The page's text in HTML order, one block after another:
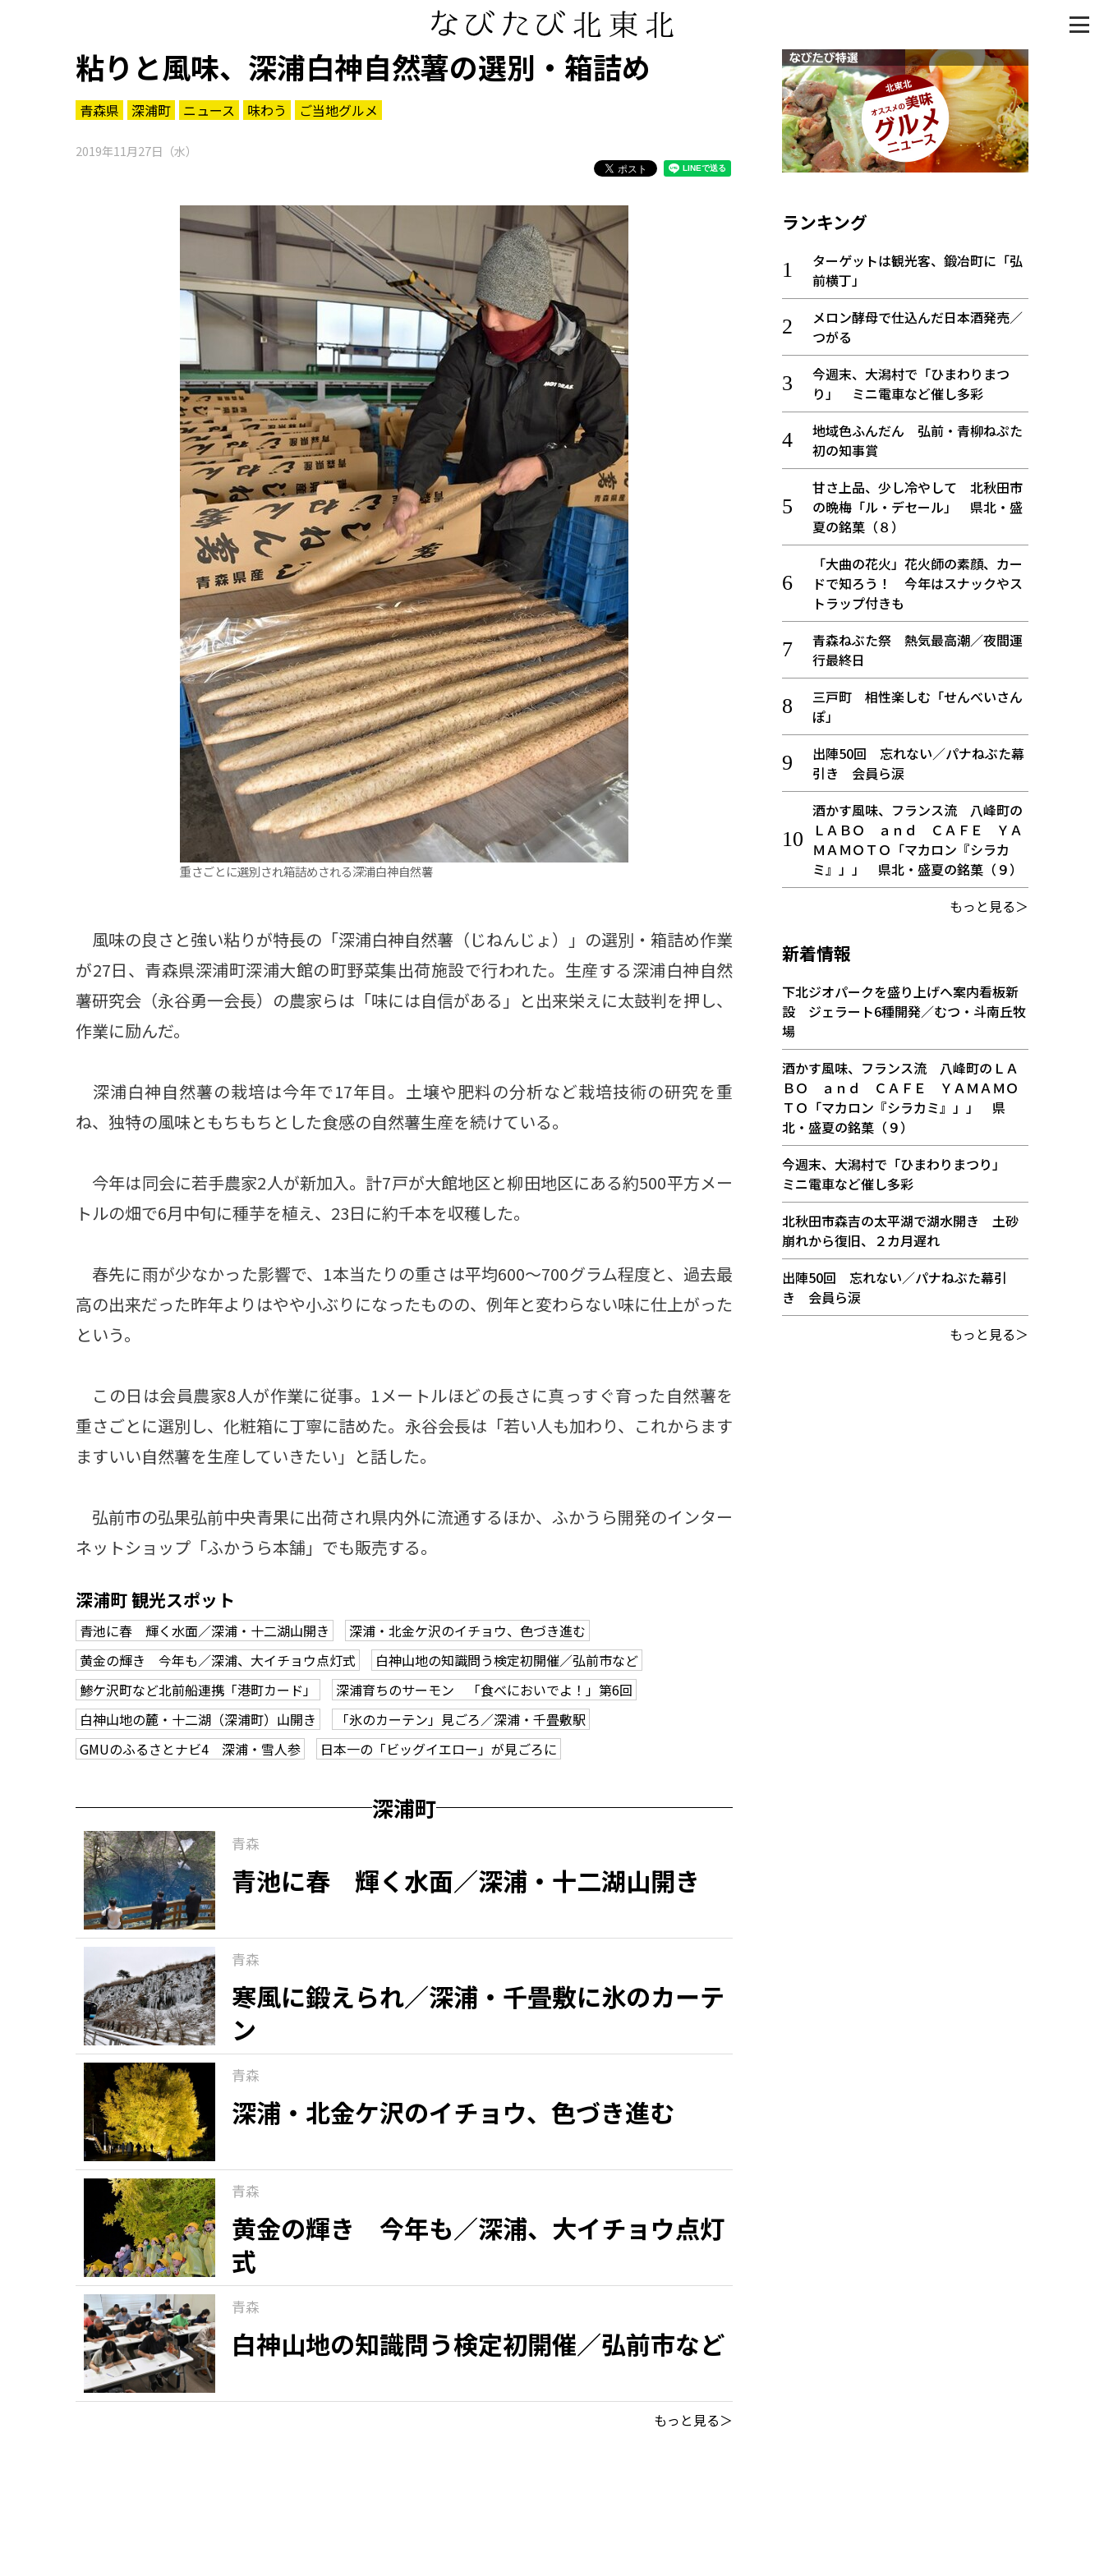
粘りと風味、深浦白神自然薯の選別・箱詰め
青森県 深浦町 ニュース 味わう ご当地グルメ
2019年11月27日（水）
重さごとに選別され箱詰めされる深浦白神自然薯
風味の良さと強い粘りが特長の「深浦白神自然薯（じねんじょ）」の選別・箱詰め作業
が27日、青森県深浦町深浦大館の町野菜集出荷施設で行われた。生産する深浦白神自然
薯研究会（永谷勇一会長）の農家らは「味には自信がある」と出来栄えに太鼓判を押し、
作業に励んだ。
深浦白神自然薯の栽培は今年で17年目。土壌や肥料の分析など栽培技術の研究を重
ね、独特の風味ともちもちとした食感の自然薯生産を続けている。
今年は同会に若手農家2人が新加入。計7戸が大館地区と柳田地区にある約500平方メー
トルの畑で6月中旬に種芋を植え、23日に約千本を収穫した。
春先に雨が少なかった影響で、1本当たりの重さは平均600～700グラム程度と、過去最
高の出来だった昨年よりはやや小ぶりになったものの、例年と変わらない味に仕上がった
という。
この日は会員農家8人が作業に従事。1メートルほどの長さに真っすぐ育った自然薯を
重さごとに選別し、化粧箱に丁寧に詰めた。永谷会長は「若い人も加わり、これからます
ますいい自然薯を生産していきたい」と話した。
弘前市の弘果弘前中央青果に出荷され県内外に流通するほか、ふかうら開発のインター
ネットショップ「ふかうら本舗」でも販売する。
深浦町 観光スポット
青池に春 輝く水面／深浦・十二湖山開き
深浦・北金ケ沢のイチョウ、色づき進む
黄金の輝き 今年も／深浦、大イチョウ点灯式
白神山地の知識問う検定初開催／弘前市など
鯵ケ沢町など北前船連携「港町カード」
深浦育ちのサーモン 「食べにおいでよ！」第6回
白神山地の麓・十二湖（深浦町）山開き
「氷のカーテン」見ごろ／深浦・千畳敷駅
GMUのふるさとナビ4 深浦・雪人参
日本一の「ビッグイエロー」が見ごろに
深浦町
青森
青池に春 輝く水面／深浦・十二湖山開き
青森
寒風に鍛えられ／深浦・千畳敷に氷のカーテ
ン
青森
深浦・北金ケ沢のイチョウ、色づき進む
青森
黄金の輝き 今年も／深浦、大イチョウ点灯
式
青森
白神山地の知識問う検定初開催／弘前市など
もっと見る＞
ランキング
ターゲットは観光客、鍛冶町に「弘
前横丁」
メロン酵母で仕込んだ日本酒発売／
つがる
今週末、大潟村で「ひまわりまつ
り」 ミニ電車など催し多彩
地域色ふんだん 弘前・青柳ねぷた
初の知事賞
甘さ上品、少し冷やして 北秋田市
の晩梅「ル・デセール」 県北・盛
夏の銘菓（８）
「大曲の花火」花火師の素顔、カー
ドで知ろう！ 今年はスナックやス
トラップ付きも
青森ねぶた祭 熱気最高潮／夜間運
行最終日
三戸町 相性楽しむ「せんべいさん
ぽ」
出陣50回 忘れない／パナねぶた幕
引き 会員ら涙
酒かす風味、フランス流 八峰町の
ＬＡＢＯ ａｎｄ ＣＡＦＥ ＹＡ
ＭＡＭＯＴＯ「マカロン『シラカ
ミ』」」 県北・盛夏の銘菓（９）
もっと見る＞
新着情報
下北ジオパークを盛り上げへ案内看板新
設 ジェラート6種開発／むつ・斗南丘牧
場
酒かす風味、フランス流 八峰町のＬＡ
ＢＯ ａｎｄ ＣＡＦＥ ＹＡＭＡＭＯ
ＴＯ「マカロン『シラカミ』」」 県
北・盛夏の銘菓（９）
今週末、大潟村で「ひまわりまつり」
ミニ電車など催し多彩
北秋田市森吉の太平湖で湖水開き 土砂
崩れから復旧、２カ月遅れ
出陣50回 忘れない／パナねぶた幕引
き 会員ら涙
もっと見る＞